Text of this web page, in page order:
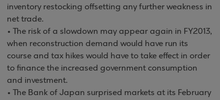
inventory restocking offsetting any further weakness in
net trade.
• The risk of a slowdown may appear again in FY2013,
when reconstruction demand would have run its
course and tax hikes would have to take effect in order
to finance the increased government consumption
and investment.
• The Bank of Japan surprised markets at its February